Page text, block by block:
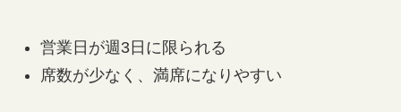
営業日が週3日に限られる
席数が少なく、満席になりやすい